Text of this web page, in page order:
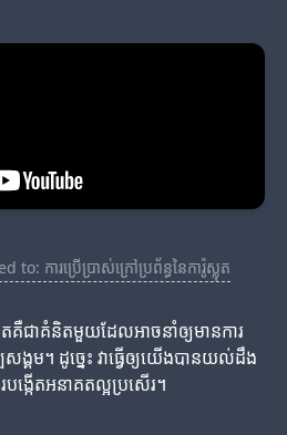
ការប្រើប្រាស់ក្រៅប្រព័ន្ធនៃការ៉ូស្លុត
ជាគំនិតមួយដែលអាចនាំឲ្យមានការ
ង្គម។ ដូច្នេះ វាធ្វើឲ្យយើងបានយល់ដឹង
ង្កើតអនាគតល្អប្រសើរ។